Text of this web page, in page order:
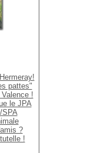
pattes"
!
le JPA
SPA
?
!